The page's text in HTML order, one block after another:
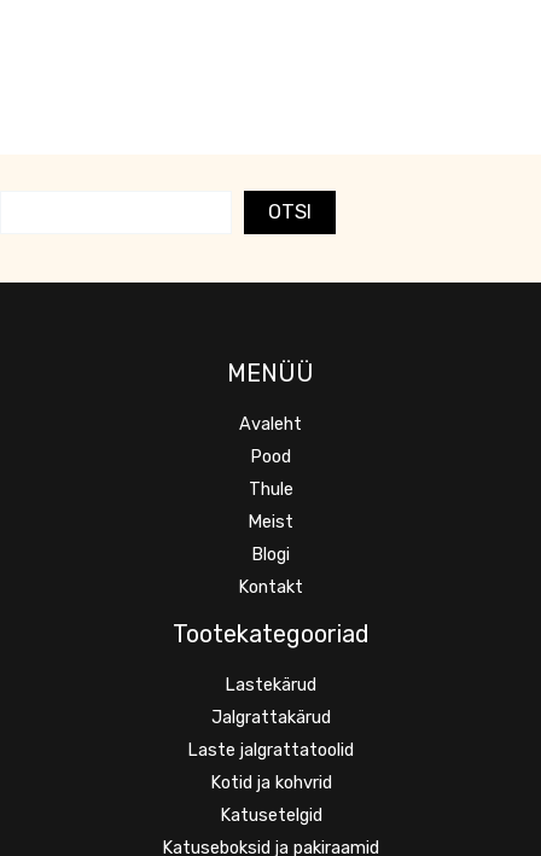
OTSI
MENÜÜ
Avaleht
Pood
Thule
Meist
Blogi
Kontakt
Tootekategooriad
Lastekärud
Jalgrattakärud
Laste jalgrattatoolid
Kotid ja kohvrid
Katusetelgid
Katuseboksid ja pakiraamid